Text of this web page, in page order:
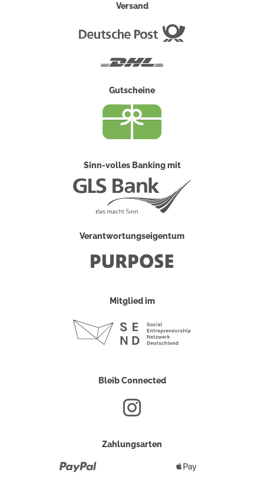
Versand
Gutscheine
Sinn-volles Banking mit
Verantwortungseigentum
Mitglied im
Bleib Connected
Zahlungsarten